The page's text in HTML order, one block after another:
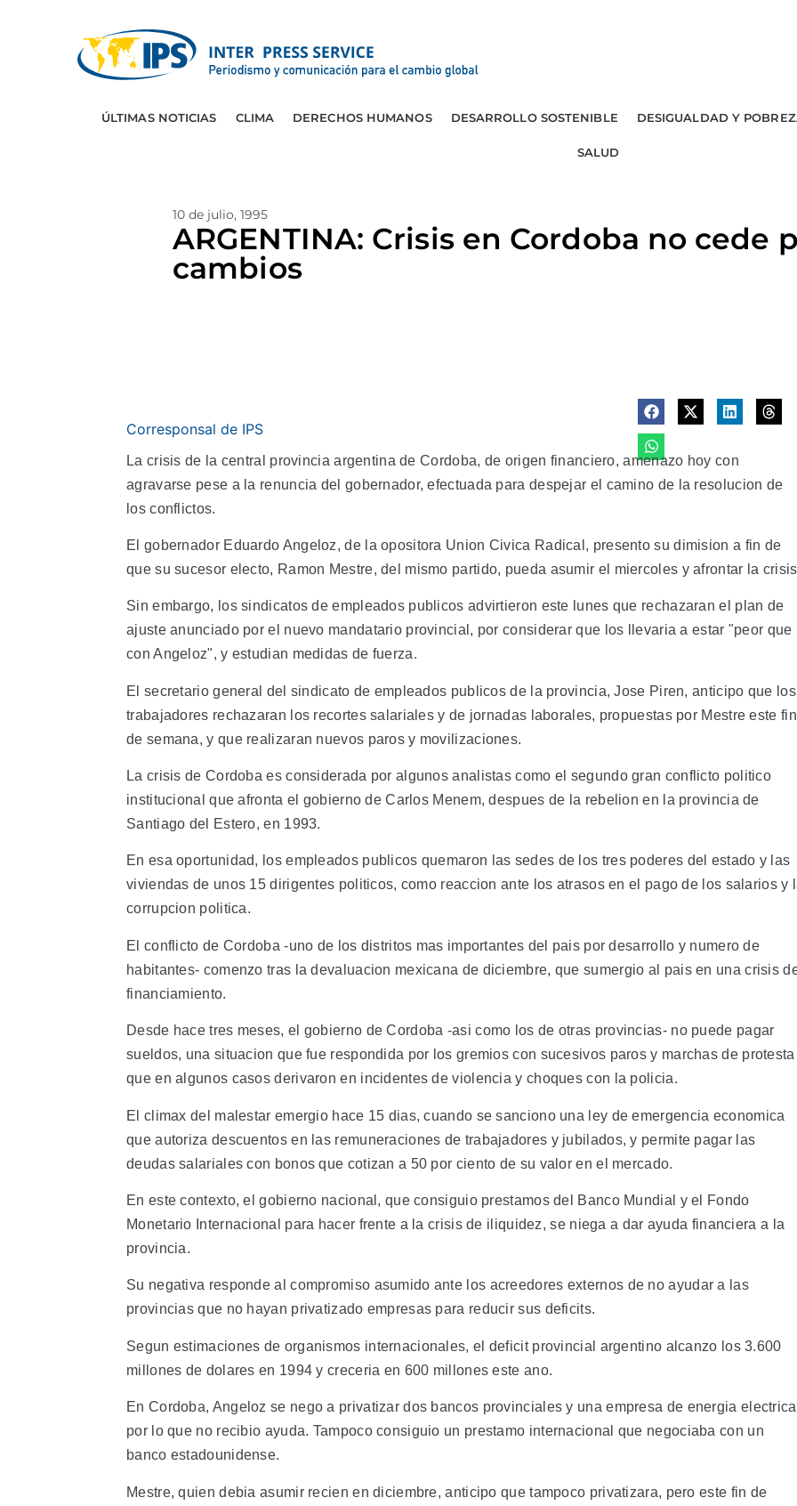
ÚLTIMAS NOTICIAS CLIMA DERECHOS HUMANOS DESARROLLO SOSTENIBLE DESIGUALDAD Y
SALUD
10 de julio, 1995
ARGENTINA: Crisis en Cordoba no cede
cambios
Corresponsal de IPS
La crisis de la central provincia argentina de Cordoba, de origen financiero, amenazo hoy con
agravarse pese a la renuncia del gobernador, efectuada para despejar el camino de la resolucion de
los conflictos.
El gobernador Eduardo Angeloz, de la opositora Union Civica Radical, presento su dimision a fin de
que su sucesor electo, Ramon Mestre, del mismo partido, pueda asumir el miercoles y afrontar la
Sin embargo, los sindicatos de empleados publicos advirtieron este lunes que rechazaran el plan de
ajuste anunciado por el nuevo mandatario provincial, por considerar que los llevaria a estar "peor que
con Angeloz", y estudian medidas de fuerza.
El secretario general del sindicato de empleados publicos de la provincia, Jose Piren, anticipo que los
trabajadores rechazaran los recortes salariales y de jornadas laborales, propuestas por Mestre este fin
de semana, y que realizaran nuevos paros y movilizaciones.
La crisis de Cordoba es considerada por algunos analistas como el segundo gran conflicto politico
institucional que afronta el gobierno de Carlos Menem, despues de la rebelion en la provincia de
Santiago del Estero, en 1993.
En esa oportunidad, los empleados publicos quemaron las sedes de los tres poderes del estado y las
viviendas de unos 15 dirigentes politicos, como reaccion ante los atrasos en el pago de los salarios y
corrupcion politica.
El conflicto de Cordoba -uno de los distritos mas importantes del pais por desarrollo y numero de
habitantes- comenzo tras la devaluacion mexicana de diciembre, que sumergio al pais en una crisis
financiamiento.
Desde hace tres meses, el gobierno de Cordoba -asi como los de otras provincias- no puede pagar
sueldos, una situacion que fue respondida por los gremios con sucesivos paros y marchas de protesta
que en algunos casos derivaron en incidentes de violencia y choques con la policia.
El climax del malestar emergio hace 15 dias, cuando se sanciono una ley de emergencia economica
que autoriza descuentos en las remuneraciones de trabajadores y jubilados, y permite pagar las
deudas salariales con bonos que cotizan a 50 por ciento de su valor en el mercado.
En este contexto, el gobierno nacional, que consiguio prestamos del Banco Mundial y el Fondo
Monetario Internacional para hacer frente a la crisis de iliquidez, se niega a dar ayuda financiera a la
provincia.
Su negativa responde al compromiso asumido ante los acreedores externos de no ayudar a las
provincias que no hayan privatizado empresas para reducir sus deficits.
Segun estimaciones de organismos internacionales, el deficit provincial argentino alcanzo los 3.600
millones de dolares en 1994 y creceria en 600 millones este ano.
En Cordoba, Angeloz se nego a privatizar dos bancos provinciales y una empresa de energia
por lo que no recibio ayuda. Tampoco consiguio un prestamo internacional que negociaba con un
banco estadounidense.
Mestre, quien debia asumir recien en diciembre, anticipo que tampoco privatizara, pero este fin de